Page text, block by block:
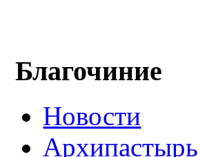
Благочиние
Новости
Архипастырь